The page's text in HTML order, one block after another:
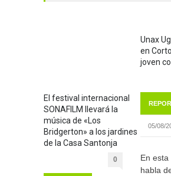
El festival internacional
SONAFILM llevará la
música de «Los
Bridgerton» a los jardines
de la Casa Santonja
0
Unax
en
joven
05/08/
En
habla